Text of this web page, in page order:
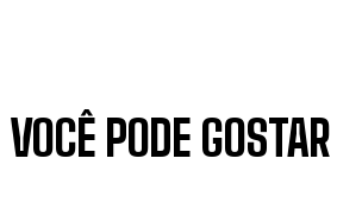
VOCÊ PODE GOSTAR